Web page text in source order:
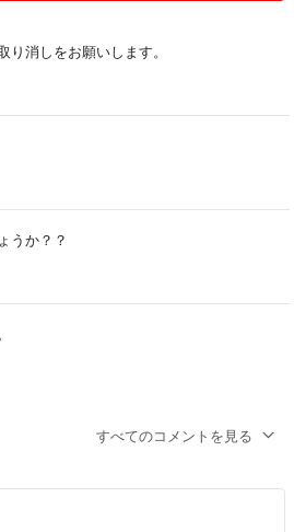
消しをお願いします。
うか？？
すべてのコメントを見る